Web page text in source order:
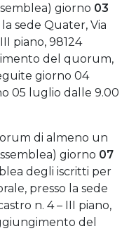
giorno 03
sede Quater, Via
piano, 98124
del quorum,
giorno 04
05 luglio dalle 9.00
di almeno un
giorno 07
degli iscritti per
presso la sede
n. 4 – III piano,
del